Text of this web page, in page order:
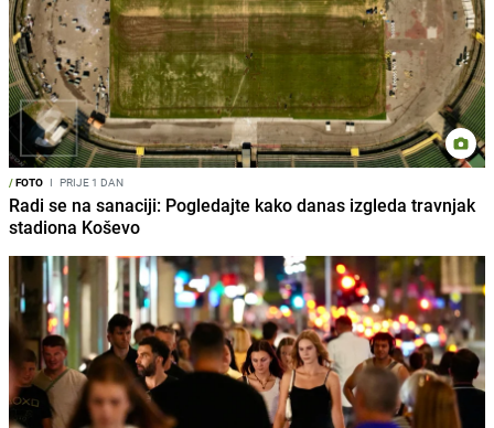
/FOTO I PRIJE 1 DAN
Radi se na sanaciji: Pogledajte kako danas izgleda travnjak
stadiona Koševo